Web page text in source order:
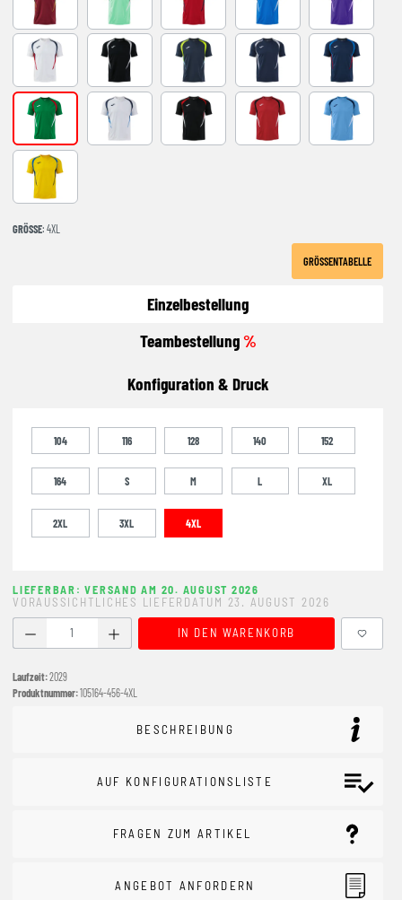
BURGUNDY LIGHT GREEN RED-NAVY ROYAL-NAVY VIOLET
WHITE-NAVY BLACK-GREY DARK NAVY AMARILLO FLUOR
NAVY-GREY NAVY-ROYAL
VERDE-ROJO WHITE-SKY BLUE BLACK-RED RED-BLACK SKY BLUE-
YELLOW-ROYAL
GRÖSSE : 4XL
GRÖSSENTABELLE
Einzelbestellung
Teambestellung%
Konfiguration & Druck
104 116 128 140 152
164 S M L XL
2XL 3XL 4XL
LIEFERBAR: VERSAND AM 20. AUGUST 2026
VORAUSSICHTLICHES LIEFERDATUM 23. AUGUST 2026
Produkt Anzahl: Gib den gewünschten Wert ein oder
IN DEN WARENKORB
Laufzeit:2029
Produktnummer:105164-456-4XL
BESCHREIBUNG
AUF KONFIGURATIONSLISTE
FRAGEN ZUM ARTIKEL
ANGEBOT ANFORDERN